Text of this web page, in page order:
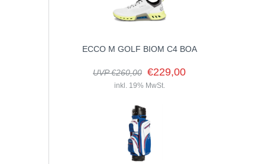
ECCO M GOLF BIOM C4 BOA
UVP €260,00 €229,00
inkl. 19% MwSt.